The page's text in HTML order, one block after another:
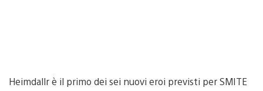
Heimdallr è il primo dei sei nuovi eroi previsti per SMITE